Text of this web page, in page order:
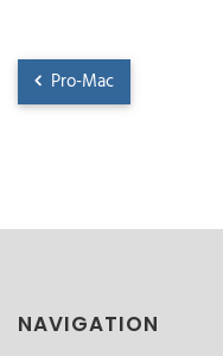
Pro-Mac
NAVIGATION